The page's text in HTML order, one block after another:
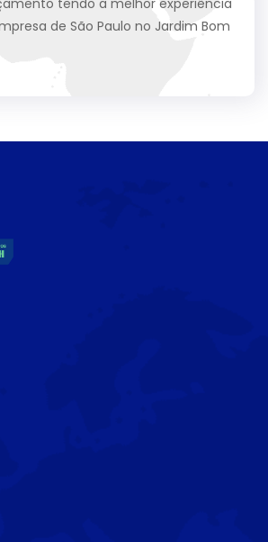
tendo a melhor experiência
de São Paulo no Jardim Bom